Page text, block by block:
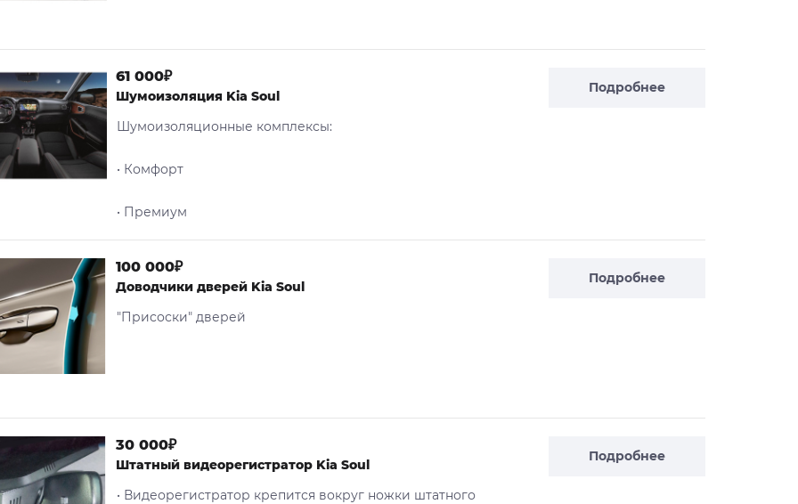
Подробнее
61 000₽
Шумоизоляция Kia Soul
Шумоизоляционные комплексы:
• Комфорт
• Премиум
Подробнее
100 000₽
Доводчики дверей Kia Soul
"Присоски" дверей
Подробнее
30 000₽
Штатный видеорегистратор Kia Soul
• Видеорегистратор крепится вокруг ножки штатного